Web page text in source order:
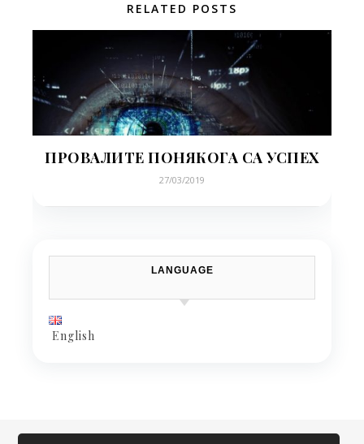
RELATED POSTS
ПРОВАЛИТЕ ПОНЯКОГА СА УСПЕХ
27/03/2019
LANGUAGE
English